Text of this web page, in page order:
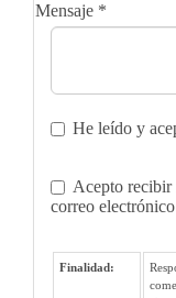
Mensaje *
He leído y
Acepto
correo electrónico
Finalidad: